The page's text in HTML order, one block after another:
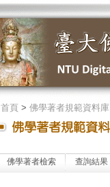
首頁> 佛學著者規範資料庫
佛學著者檢索 查詢結果